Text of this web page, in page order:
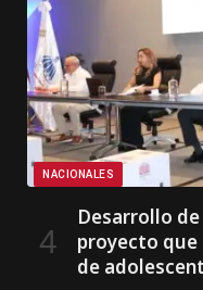
NACIONALES
Desarrollo
proyecto
de